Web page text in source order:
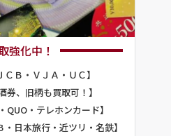
強化中！
Ｂ・ＶＪＡ・ＵＣ】
券、旧柄も買取可！】
QUO・テレホンカード】
日本旅行・近ツリ・名鉄】